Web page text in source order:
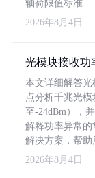
轴荷限值标准
2026年8月4日
光模块接收功
本文详细解答
点分析千兆光
至-24dBm），
解释功率异常的
解决方案，帮助
2026年8月4日